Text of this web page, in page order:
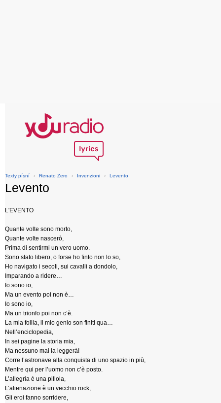
Texty písní › Renato Zero › Invenzioni › Levento
Levento
L'EVENTO
Quante volte sono morto,
Quante volte nascerò,
Prima di sentirmi un vero uomo.
Sono stato libero, o forse ho finto non lo so,
Ho navigato i secoli, sui cavalli a dondolo,
Imparando a ridere…
Io sono io,
Ma un evento poi non è…
Io sono io,
Ma un trionfo poi non c’è.
La mia follia, il mio genio son finiti qua…
Nell’enciclopedia,
In sei pagine la storia mia,
Ma nessuno mai la leggerà!
Corre l’astronave alla conquista di uno spazio in più,
Mentre qui per l’uomo non c’è posto.
L’allegria è una pillola,
L’alienazione è un vecchio rock,
Gli eroi fanno sorridere,